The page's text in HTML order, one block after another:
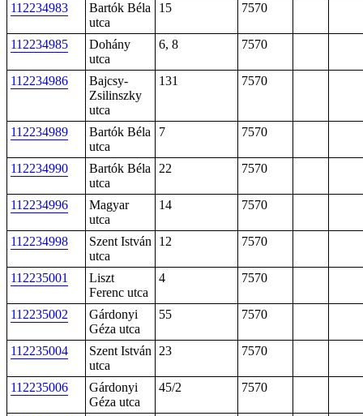
112234983
Bartók Béla
utca
15 7570
112234985
Dohány
utca
6, 8 7570
112234986
Bajcsy-
Zsilinszky
utca
131 7570
112234989
Bartók Béla
utca
7 7570
112234990
Bartók Béla
utca
22 7570
112234996
Magyar
utca
14 7570
112234998
Szent István
utca
12 7570
112235001
Liszt
Ferenc utca
4 7570
112235002
Gárdonyi
Géza utca
55 7570
112235004
Szent István
utca
23 7570
112235006
Gárdonyi
Géza utca
45/2 7570